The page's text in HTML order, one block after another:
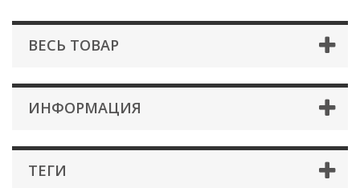
ВЕСЬ ТОВАР
ИНФОРМАЦИЯ
ТЕГИ